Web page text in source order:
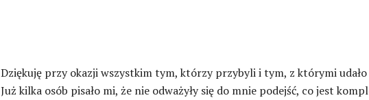
Dziękuję przy okazji wszystkim tym, którzy przybyli i tym, z którymi udało
Już kilka osób pisało mi, że nie odważyły się do mnie podejść, co jest